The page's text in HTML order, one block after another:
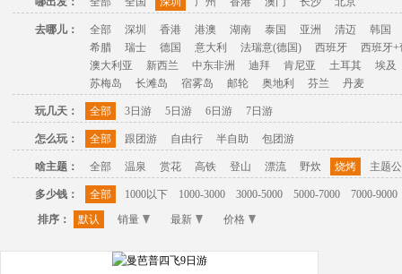
去哪儿： 全部 深圳 香港 港澳 湖南 泰国 亚洲 清迈
韩国
希腊
瑞士 德国 意大利 法瑞意(德国) 西班牙
西班牙+
澳大利亚
新西兰 中东非洲 迪拜 肯尼亚 土耳其
埃及
苏梅岛
长滩岛 宿雾岛 邮轮 奥地利 芬兰 丹麦
玩几天： 全部 3日游 5日游 6日游 7日游
怎么玩： 全部 跟团游 自由行 半自助 包团游
啥主题： 全部 温泉 赏花 高铁 登山 漂流 野炊 烧烤 主题
多少钱： 全部 1000以下 1000-3000 3000-5000 5000-7000
7000-9000
排序：
默认 销量 最新 价格